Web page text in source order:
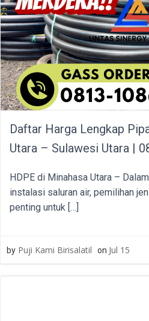
Daftar Harga Lengkap
Utara – Sulawesi Utara |
HDPE di Minahasa Utara –
instalasi saluran air, pemilihan
penting untuk […]
by Puji Kami Birisalatil on Jul 15